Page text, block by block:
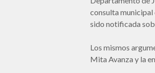
consulta municipal
sido notificada
Los mismos
Mita Avanza y la